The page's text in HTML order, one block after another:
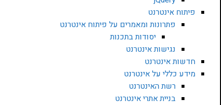
פיתוח אינטרנט
פתרונות ומאמרים על פיתוח אינטרנט
יסודות בתכנות
נגישות אינטרנט
חדשות אינטרנט
מידע כללי על אינטרנט
רשת האינטרנט
בניית אתרי אינטרנט